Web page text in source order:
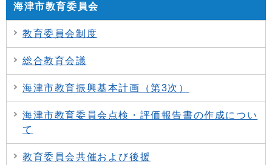
海津市教育委員会
教育委員会制度
総合教育会議
海津市教育振興基本計画（第3次）
海津市教育委員会点検・評価報告書の作成につい
て
教育委員会共催および後援